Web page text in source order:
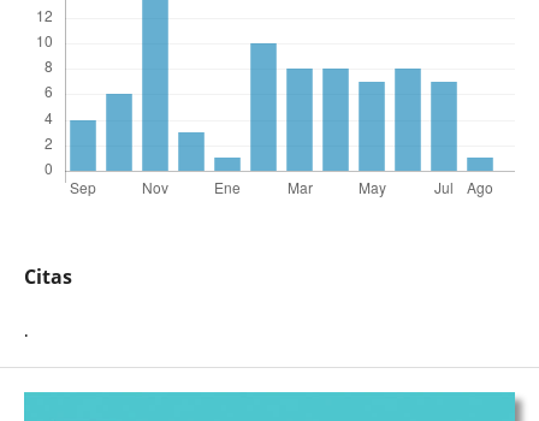
Citas
.